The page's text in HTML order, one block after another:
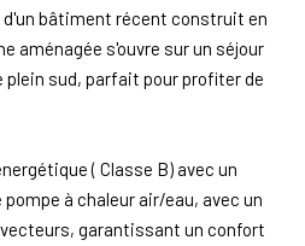
bâtiment récent construit en
aménagée s'ouvre sur un séjour
plein sud, parfait pour profiter de
( Classe B) avec un
à chaleur air/eau, avec un
garantissant un confort